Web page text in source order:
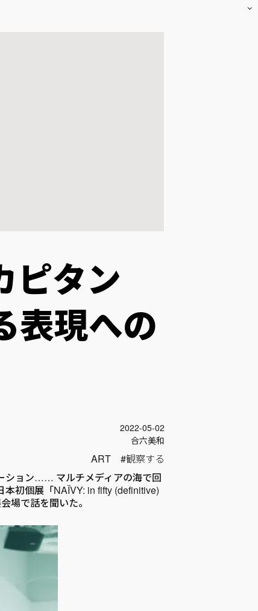
ピタン
表現への
投稿日
2022-05-02
Author
合六美和
ART
観察する
ション…… マルチメディアの海で回
初個展「NAÏVY: in fifty (definitive)
場で話を聞いた。